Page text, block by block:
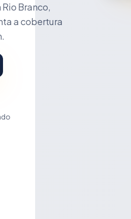
Branco,
a cobertura